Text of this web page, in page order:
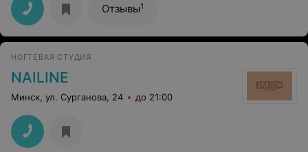
Отзывы1
НОГТЕВАЯ СТУДИЯ
NAILINE
Минск, ул. Сурганова, 24 до 21:00